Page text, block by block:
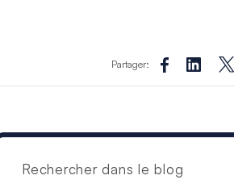
Partager:
Rechercher dans le blog